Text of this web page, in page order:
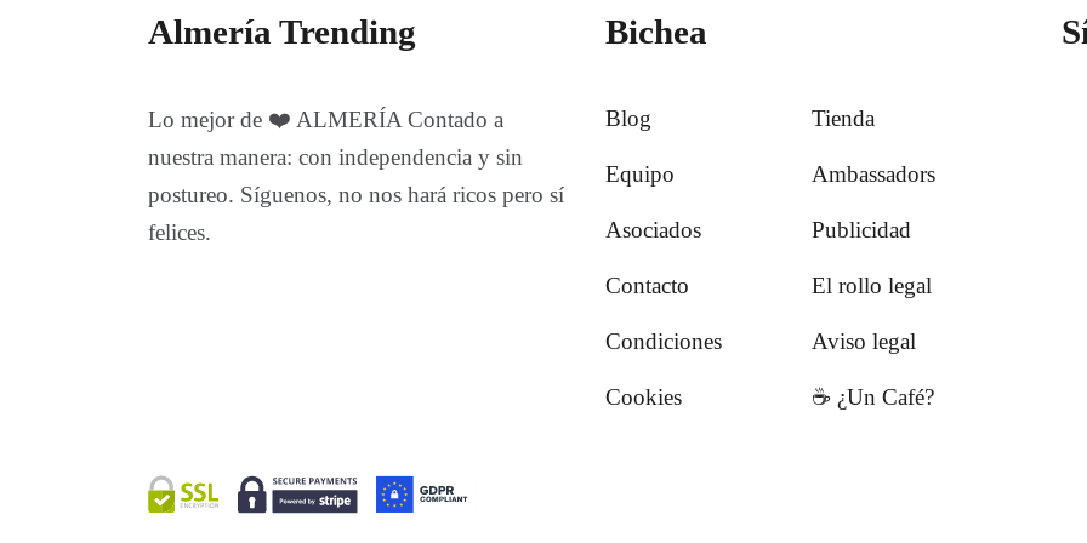
Almería Trending
Lo mejor de ❤️ ALMERÍA Contado a
nuestra manera: con independencia y sin
postureo. Síguenos, no nos hará ricos pero sí
felices.
Bichea
Blog Tienda
Equipo Ambassadors
Asociados Publicidad
Contacto El rollo legal
Condiciones Aviso legal
Cookies ☕️ ¿Un Café?